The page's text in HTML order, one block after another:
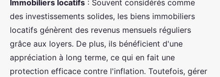
Immobiliers locatifs : Souvent considérés comme
des investissements solides, les biens immobiliers
locatifs génèrent des revenus mensuels réguliers
grâce aux loyers. De plus, ils bénéficient d'une
appréciation à long terme, ce qui en fait une
protection efficace contre l'inflation. Toutefois, gérer